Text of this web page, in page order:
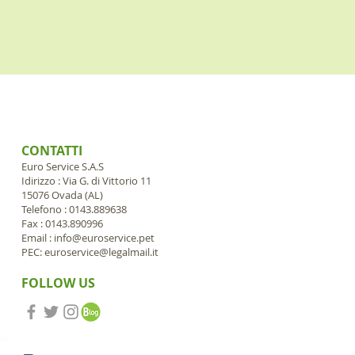
CONTATTI
Euro Service S.A.S
Idirizzo : Via G. di Vittorio 11
15076 Ovada (AL)
Telefono : 0143.889638
Fax : 0143.890996
Email : info@euroservice.pet
PEC:euroservice@legalmail.it
FOLLOW US